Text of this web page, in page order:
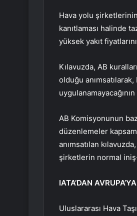
Hava yolu şirketlerinin
kanıtlaması halinde
yüksek yakıt
Kılavuzda, AB
olduğu
AB Komisyonunun
düzenlemeler
anımsatılan
şirketlerin normal
IATA’DAN
Uluslararası Hava